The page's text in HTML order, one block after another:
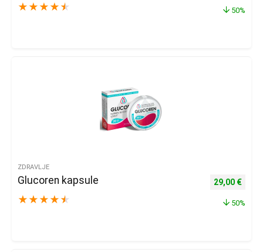
★ ★ ★ ★ ★ 50%
ZDRAVLJE
Glucoren kapsule
★ ★ ★ ★ ★
Izvorna
29,00 €
50%